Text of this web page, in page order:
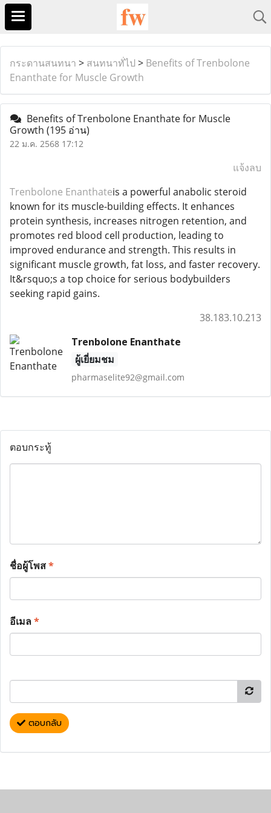
กระดานสนทนา > สนทนาทั่ไป > Benefits of Trenbolone
Enanthate for Muscle Growth
Benefits of Trenbolone Enanthate for Muscle
Growth (195 อ่าน)
22 ม.ค. 2568 17:12
แจ้งลบ
Trenbolone Enanthateis a powerful anabolic steroid
known for its muscle-building effects. It enhances
protein synthesis, increases nitrogen retention, and
promotes red blood cell production, leading to
improved endurance and strength. This results in
significant muscle growth, fat loss, and faster recovery.
It&rsquo;s a top choice for serious bodybuilders
seeking rapid gains.
38.183.10.213
Trenbolone Enanthate
ผู้เยี่ยมชม
pharmaselite92@gmail.com
ตอบกระทู้
ชื่อผู้โพส*
อีเมล*
ตอบกลับ